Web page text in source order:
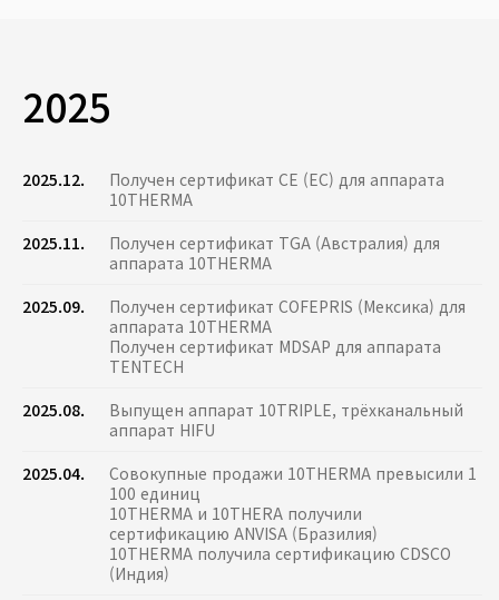
2025
2025.12.
Получен сертификат CE (ЕС) для аппарата
10THERMA
2025.11.
Получен сертификат TGA (Австралия) для
аппарата 10THERMA
2025.09.
Получен сертификат COFEPRIS (Мексика) для
аппарата 10THERMA
Получен сертификат MDSAP для аппарата
TENTECH
2025.08.
Выпущен аппарат 10TRIPLE, трёхканальный
аппарат HIFU
2025.04.
Совокупные продажи 10THERMA превысили 1
100 единиц
10THERMA и 10THERA получили
сертификацию ANVISA (Бразилия)
10THERMA получила сертификацию CDSCO
(Индия)